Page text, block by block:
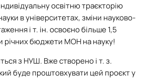
освітню траєкторію
в університетах, зміни науково-
і т. ін. освоєно більше 1,5
річних бюджети МОН на науку!
з НУШ. Вже створено і т. з.
буде проштовхувати цей проєкт у